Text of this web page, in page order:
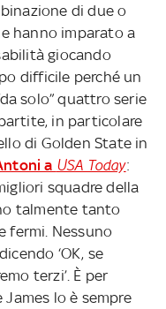
di due o
hanno imparato a
giocando
difficile perché un
solo” quattro serie
in particolare
di Golden State in
a USA Today:
squadre della
talmente tanto
fermi. Nessuno
‘OK, se
terzi’. È per
lo è sempre